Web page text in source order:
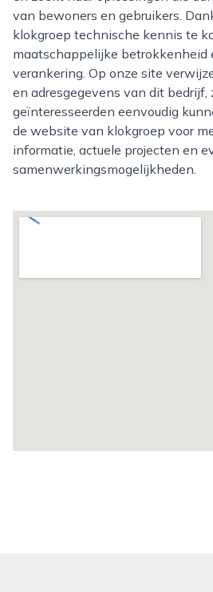
van bewoners en gebruikers.
klokgroep technische kennis te
maatschappelijke betrokkenheid
verankering. Op onze site
en adresgegevens van dit bedrijf,
geïnteresseerden eenvoudig
de website van klokgroep voor
informatie, actuele projecten en
samenwerkingsmogelijkheden.